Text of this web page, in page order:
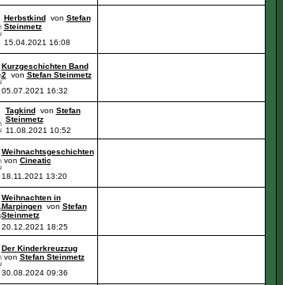
Herbstkindvon Stefan
Steinmetz
15.04.2021 16:08
Kurzgeschichten Band
2 von Stefan Steinmetz
05.07.2021 16:32
Tagkindvon Stefan
Steinmetz
11.08.2021 10:52
Weihnachtsgeschichten
von Cineatic
18.11.2021 13:20
Weihnachten in
Marpingenvon Stefan
Steinmetz
20.12.2021 18:25
Der Kinderkreuzzug
von Stefan Steinmetz
30.08.2024 09:36